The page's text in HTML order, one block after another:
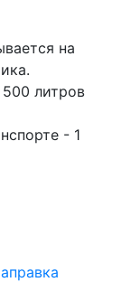
на
литров
- 1